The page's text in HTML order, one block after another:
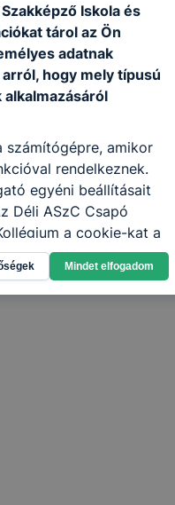
Iskola és
tárol az Ön
adatnak
hogy mely típusú
számítógépre, amikor
rendelkeznek.
egyéni beállításait
Déli ASzC Csapó
a cookie-kat a
hogyan
melyik részeit
biztosítsunk Önnek
fog működni
Mindet elfogadom